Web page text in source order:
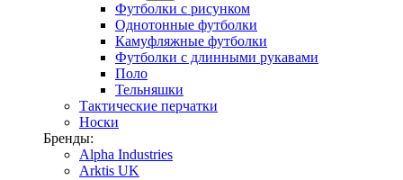
Футболки с рисунком
Однотонные футболки
Камуфляжные футболки
Футболки с длинными рукавами
Поло
Тельняшки
Тактические перчатки
Носки
Бренды:
Alpha Industries
Arktis UK